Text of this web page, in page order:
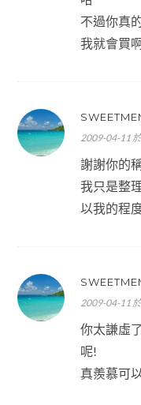
不過你真
我就會買
2009-04-11
謝謝你的
我只是整
以我的程
2009-04-11
你太謙虛
呢!
真羨慕可